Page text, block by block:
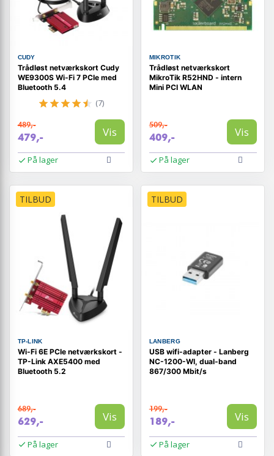
CUDY
Trådløst netværkskort Cudy
WE9300S Wi‑Fi 7 PCIe med
Bluetooth 5.4
(7)
489,-
479,- Vis
På lager
MIKROTIK
Trådløst netværkskort
MikroTik R52HND - intern
Mini PCI WLAN
509,-
409,- Vis
På lager
TILBUD
TP-LINK
Wi‑Fi 6E PCIe netværkskort -
TP-Link AXE5400 med
Bluetooth 5.2
689,-
629,- Vis
På lager
TILBUD
LANBERG
USB wifi-adapter - Lanberg
NC-1200-WI, dual-band
867/300 Mbit/s
199,-
189,- Vis
På lager